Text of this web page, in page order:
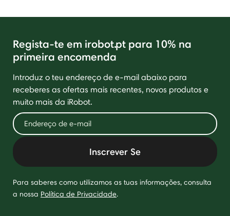
Regista-te em irobot.pt para 10% na
primeira encomenda
Introduz o teu endereço de e-mail abaixo para
receberes as ofertas mais recentes, novos produtos e
muito mais da iRobot.
Inscrever Se
Para saberes como utilizamos as tuas informações, consulta
a nossa Política de Privacidade.